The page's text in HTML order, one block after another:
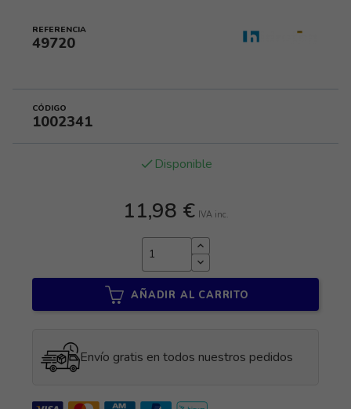
REFERENCIA
49720
CÓDIGO
1002341
done Disponible
11,98 € IVA inc.
AÑADIR AL CARRITO
Envío gratis en todos nuestros pedidos